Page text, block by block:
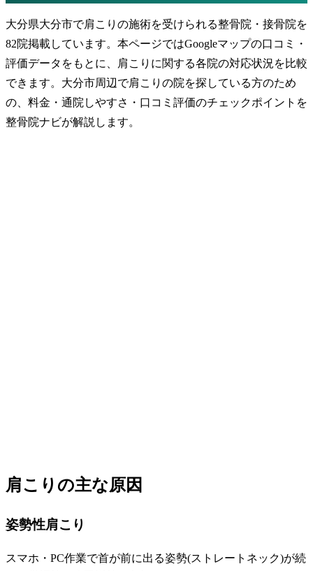
大分県大分市で肩こりの施術を受けられる整骨院・接骨院を
82院掲載しています。本ページではGoogleマップの口コミ・
評価データをもとに、肩こりに関する各院の対応状況を比較
できます。大分市周辺で肩こりの院を探している方のため
の、料金・通院しやすさ・口コミ評価のチェックポイントを
整骨院ナビが解説します。
肩こりの主な原因
姿勢性肩こり
スマホ・PC作業で首が前に出る姿勢(ストレートネック)が続